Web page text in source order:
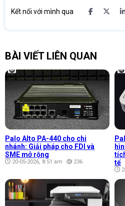
Kết nối với mình qua
BÀI VIẾT LIÊN QUAN
Palo Alto PA-440 cho chi
nhánh: Giải pháp cho FDI và
SME mở rộng
20-05-2026, 8:51 am 236
tế